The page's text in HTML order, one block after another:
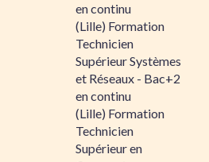
en continu
(Lille) Formation
Technicien
Supérieur Systèmes
et Réseaux - Bac+2
en continu
(Lille) Formation
Technicien
Supérieur en